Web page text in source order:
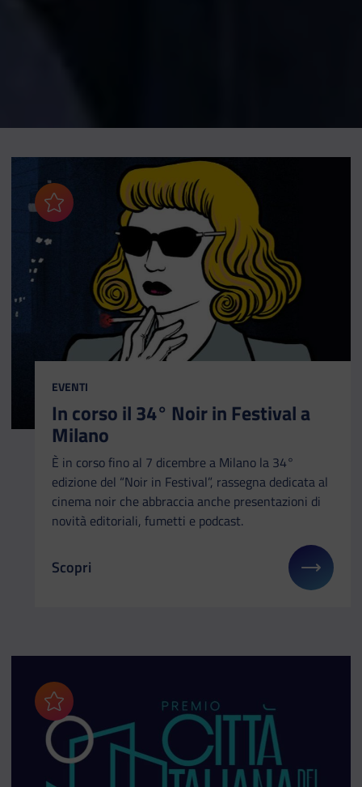
Aggiungi ai preferiti
CATEGORIA:
EVENTI
In corso il 34° Noir in Festival a
Milano
È in corso fino al 7 dicembre a Milano la 34°
edizione del “Noir in Festival”, rassegna dedicata al
cinema noir che abbraccia anche presentazioni di
novità editoriali, fumetti e podcast.
Il link ti porterà ad avere maggiori dettagli su: In
Scopri
Aggiungi ai preferiti